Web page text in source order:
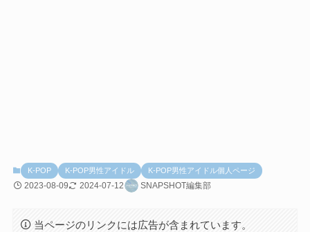
K-POP K-POP男性アイドル K-POP男性アイドル個人ページ
2023-08-09 2024-07-12 SNAPSHOT編集部
当ページのリンクには広告が含まれています。